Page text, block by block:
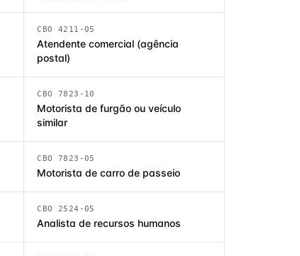
CBO 4211-05
Atendente comercial (agência
postal)
CBO 7823-10
Motorista de furgão ou veículo
similar
CBO 7823-05
Motorista de carro de passeio
CBO 2524-05
Analista de recursos humanos